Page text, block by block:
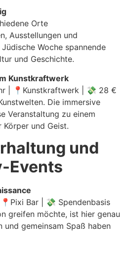
Orte
Ausstellungen und
Woche spannende
und Geschichte.
Kunstkraftwerk
| 📍Kunstkraftwerk | 💸 28 €
Die immersive
Veranstaltung zu einem
Körper und Geist.
und
Events
Bar | 💸 Spendenbasis
greifen möchte, ist hier genau
gemeinsam Spaß haben